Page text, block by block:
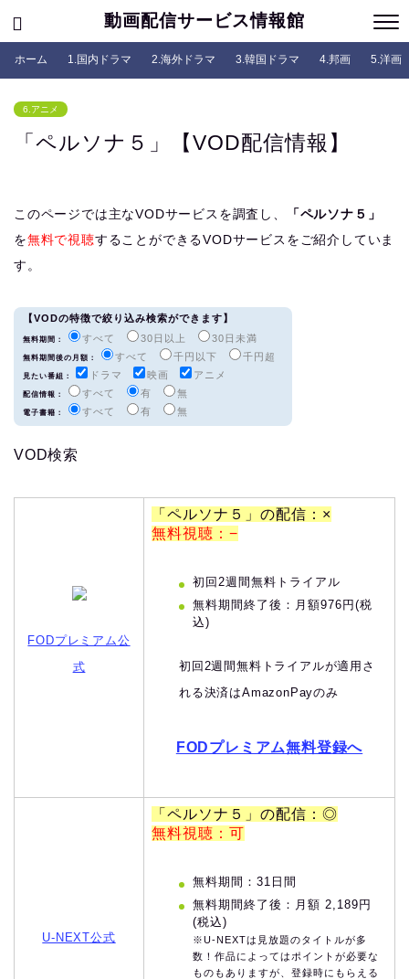
動画配信サービス情報館
ホーム 1.国内ドラマ 2.海外ドラマ 3.韓国ドラマ 4.邦画 5.洋画
6.アニメ
「ペルソナ５」【VOD配信情報】
このページでは主なVODサービスを調査し、
「ペルソナ５」
を無料で視聴することができるVODサービスをご紹介していま
す。
【VODの特徴で絞り込み検索ができます】
無料期間： すべて 30日以上 30日未満
無料期間後の月額： すべて 千円以下 千円超
見たい番組： ドラマ 映画 アニメ
配信情報： すべて 有 無
電子書籍： すべて 有 無
VOD検索
FODプレミアム公
式
「ペルソナ５」の配信：×
無料視聴：−
初回2週間無料トライアル
無料期間終了後：月額976円(税
込)
初回2週間無料トライアルが適用さ
れる決済はAmazonPayのみ
FODプレミアム無料登録へ
U-NEXT公式
「ペルソナ５」の配信：◎
無料視聴：可
無料期間：31日間
無料期間終了後：月額 2,189円
(税込)
※U-NEXTは見放題のタイトルが多
数！作品によってはポイントが必要な
ものもありますが、登録時にもらえる